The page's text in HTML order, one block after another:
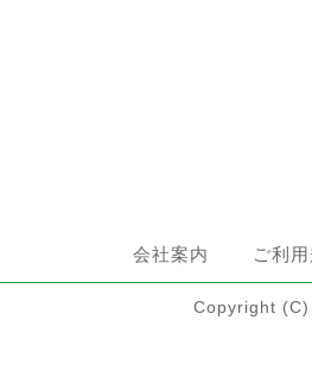
会社案内 ご利
Copyright